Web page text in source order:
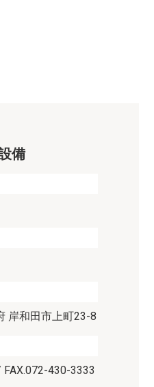
備
岸和田市上町23-8
430-3333